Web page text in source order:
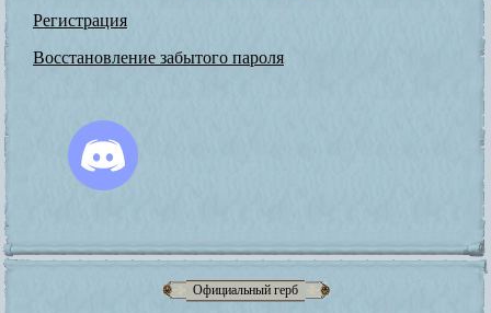
Регистрация
Восстановление забытого пароля
Официальный герб